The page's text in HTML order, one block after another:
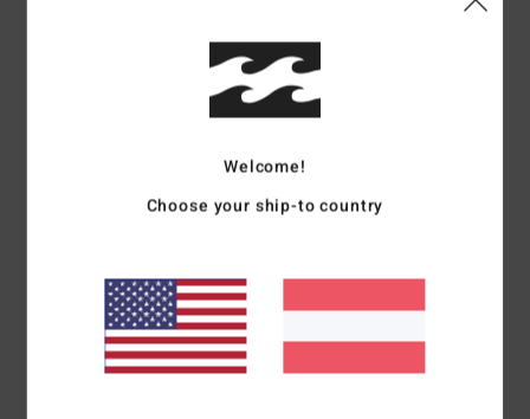
Farbe
4.7
5/5
Client anonyme vérifié14. März 2026
Sehr angenehm zu tragen
Original anzeigen - Français
Welcome!
Choose your ship-to country